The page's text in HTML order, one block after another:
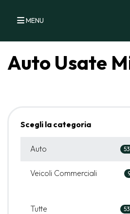
MENU
Auto Usate
Scegli la categoria
Auto
Veicoli Commerciali
Tutte